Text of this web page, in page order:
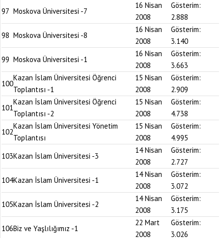
97 Moskova Üniversitesi -7
16 Nisan
2008
Gösterim:
2.888
98 Moskova Üniversitesi -8
16 Nisan
2008
Gösterim:
3.140
99 Moskova Üniversitesi -1
16 Nisan
2008
Gösterim:
3.663
100
Kazan İslam Üniversitesi Öğrenci
Toplantısı -1
15 Nisan
2008
Gösterim:
2.909
101
Kazan İslam Üniversitesi Öğrenci
Toplantısı -2
15 Nisan
2008
Gösterim:
4.738
102
Kazan İslam Üniversitesi Yönetim
Toplantısı
15 Nisan
2008
Gösterim:
4.995
103Kazan İslam Üniversitesi -3
14 Nisan
2008
Gösterim:
2.727
104Kazan İslam Üniversitesi -1
14 Nisan
2008
Gösterim:
3.072
105Kazan İslam Üniversitesi -2
14 Nisan
2008
Gösterim:
3.175
106Biz ve Yaşlılığımız -1
22 Mart
2008
Gösterim:
3.026